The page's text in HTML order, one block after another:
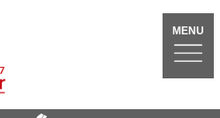
MENU